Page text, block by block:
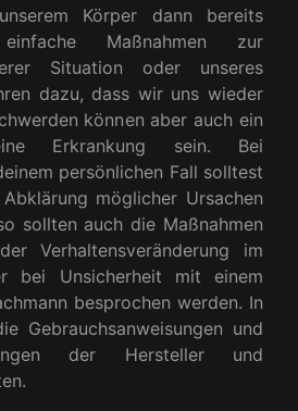
Körper dann bereits
einfache Maßnahmen zur
Situation oder unseres
dazu, dass wir uns wieder
können aber auch ein
Erkrankung sein. Bei
persönlichen Fall solltest
möglicher Ursachen
sollten auch die Maßnahmen
Verhaltensveränderung im
bei Unsicherheit mit einem
besprochen werden. In
Gebrauchsanweisungen und
der Hersteller und